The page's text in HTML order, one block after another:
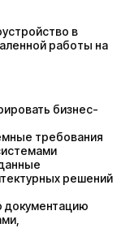
в
работы на
бизнес-
требования
решений
документацию